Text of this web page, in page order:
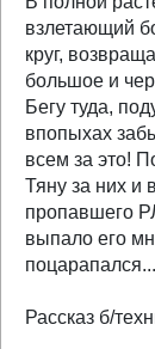
взлетающий
круг,
большое и
Бегу туда,
впопыхах
всем за это!
Тяну за них и
пропавшего
выпало его
поцарапался...
Рассказ б/